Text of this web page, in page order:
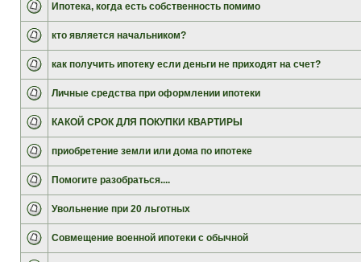
Ипотека, когда есть собственность помимо
кто является начальником?
как получить ипотеку если деньги не приходят на счет?
Личные средства при оформлении ипотеки
КАКОЙ СРОК ДЛЯ ПОКУПКИ КВАРТИРЫ
приобретение земли или дома по ипотеке
Помогите разобраться....
Увольнение при 20 льготных
Совмещение военной ипотеки с обычной